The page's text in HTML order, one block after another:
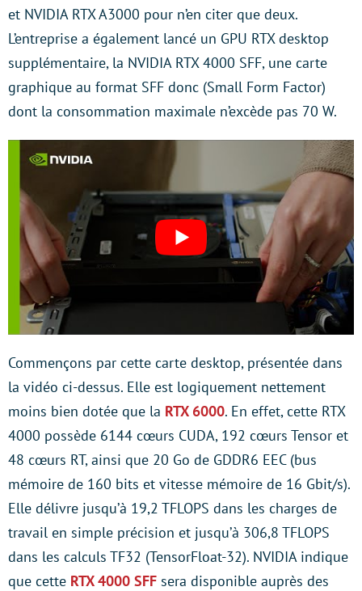
et NVIDIA RTX A3000 pour n’en citer que deux.
L’entreprise a également lancé un GPU RTX desktop
supplémentaire, la NVIDIA RTX 4000 SFF, une carte
graphique au format SFF donc (Small Form Factor)
dont la consommation maximale n’excède pas 70 W.
Commençons par cette carte desktop, présentée dans
la vidéo ci-dessus. Elle est logiquement nettement
moins bien dotée que la RTX 6000. En effet, cette RTX
4000 possède 6144 cœurs CUDA, 192 cœurs Tensor et
48 cœurs RT, ainsi que 20 Go de GDDR6 EEC (bus
mémoire de 160 bits et vitesse mémoire de 16 Gbit/s).
Elle délivre jusqu’à 19,2 TFLOPS dans les charges de
travail en simple précision et jusqu’à 306,8 TFLOPS
dans les calculs TF32 (TensorFloat-32). NVIDIA indique
que cette RTX 4000 SFF sera disponible auprès des